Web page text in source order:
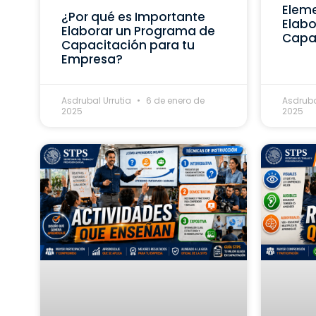
¿Por qué es Importante
Elaborar un Programa de
Capacitación para tu
Empresa?
Asdrubal Urrutia
6 de enero de
2025
2025